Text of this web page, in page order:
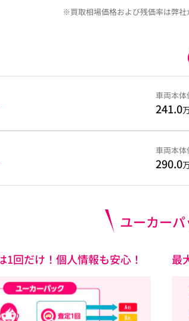
※買取相場価格および残価率は弊社
車両本体
241.0
車両本体
290.0
ユーカー
1回だけ！個人情報も安心！ 最